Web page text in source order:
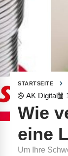
STARTSEITE
AK Digital
Wie
eine
Um Ihre